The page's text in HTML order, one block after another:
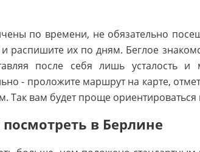
по времени, не обязательно
распишите их по дням. Беглое
после себя лишь усталость и
- проложите маршрут на карте,
Так вам будет проще ориентироваться
в Берлине